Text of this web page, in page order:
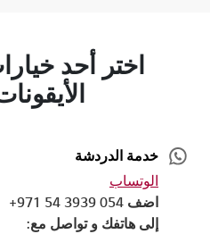
اختر أحد
خدمة الدردشة
الوتساب
اضف 054 3939 54 971+
إلى هاتفك و تواصل مع: